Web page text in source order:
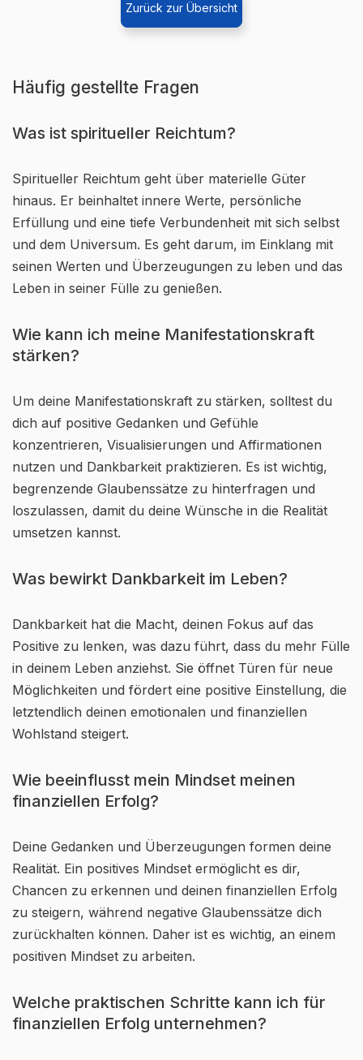
Zurück zur Übersicht
Häufig gestellte Fragen
Was ist spiritueller Reichtum?
Spiritueller Reichtum geht über materielle Güter
hinaus. Er beinhaltet innere Werte, persönliche
Erfüllung und eine tiefe Verbundenheit mit sich selbst
und dem Universum. Es geht darum, im Einklang mit
seinen Werten und Überzeugungen zu leben und das
Leben in seiner Fülle zu genießen.
Wie kann ich meine Manifestationskraft
stärken?
Um deine Manifestationskraft zu stärken, solltest du
dich auf positive Gedanken und Gefühle
konzentrieren, Visualisierungen und Affirmationen
nutzen und Dankbarkeit praktizieren. Es ist wichtig,
begrenzende Glaubenssätze zu hinterfragen und
loszulassen, damit du deine Wünsche in die Realität
umsetzen kannst.
Was bewirkt Dankbarkeit im Leben?
Dankbarkeit hat die Macht, deinen Fokus auf das
Positive zu lenken, was dazu führt, dass du mehr Fülle
in deinem Leben anziehst. Sie öffnet Türen für neue
Möglichkeiten und fördert eine positive Einstellung, die
letztendlich deinen emotionalen und finanziellen
Wohlstand steigert.
Wie beeinflusst mein Mindset meinen
finanziellen Erfolg?
Deine Gedanken und Überzeugungen formen deine
Realität. Ein positives Mindset ermöglicht es dir,
Chancen zu erkennen und deinen finanziellen Erfolg
zu steigern, während negative Glaubenssätze dich
zurückhalten können. Daher ist es wichtig, an einem
positiven Mindset zu arbeiten.
Welche praktischen Schritte kann ich für
finanziellen Erfolg unternehmen?